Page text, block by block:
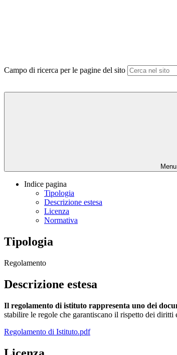
Campo di ricerca per le pagine del sito
Indice pagina
Tipologia
Descrizione estesa
Licenza
Normativa
Tipologia
Regolamento
Descrizione estesa
Il regolamento di istituto rappresenta uno dei
stabilire le regole che garantiscano il rispetto dei
Regolamento di Istituto.pdf